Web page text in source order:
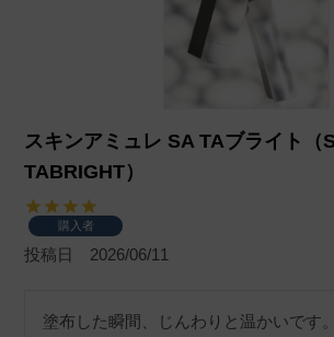
スキンアミュレ SA TAブライト（
TABRIGHT）
購入者
投稿日 2026/06/11
塗布した瞬間、じんわりと温かいです。